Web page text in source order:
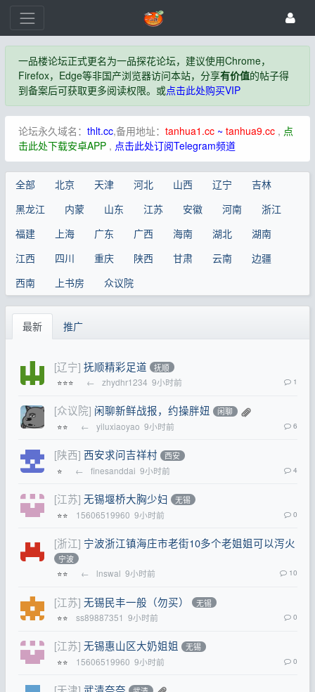
一品楼论坛正式更名为一品探花论坛，建议使用Chrome，
Firefox，Edge等非国产浏览器访问本站，分享有价值的帖子得
到备案后可获取更多阅读权限。或点击此处购买VIP
论坛永久域名： thlt.cc,备用地址： tanhua1.cc~ tanhua9.cc, 点
击此处下载安卓APP, 点击此处订阅Telegram频道
全部 北京 天津 河北 山西 辽宁
吉林
黑龙江
内蒙 山东 江苏 安徽 河南
浙江
福建
上海 广东 广西 海南 湖北
湖南
江西
四川 重庆 陕西 甘肃 云南
边疆
西南
上书房 众议院
最新 推广
[辽宁] 抚顺精彩足道 抚顺
⭐⭐⭐ ← zhydhr1234 9小时前 1
[众议院] 闲聊新鲜战报，约操胖妞 闲聊
⭐⭐ ← yiluxiaoyao 9小时前 6
[陕西] 西安求问吉祥村 西安
⭐ ← finesanddai 9小时前 4
[江苏] 无锡堰桥大胸少妇 无锡
⭐⭐ 15606519960 9小时前 0
[浙江] 宁波浙江镇海庄市老街10多个老姐姐可以泻火
宁波
⭐⭐ ← lnswal 9小时前 10
[江苏] 无锡民丰一般（勿买） 无锡
⭐⭐ ss89887351 9小时前 0
[江苏] 无锡惠山区大奶姐姐 无锡
⭐⭐ 15606519960 9小时前 0